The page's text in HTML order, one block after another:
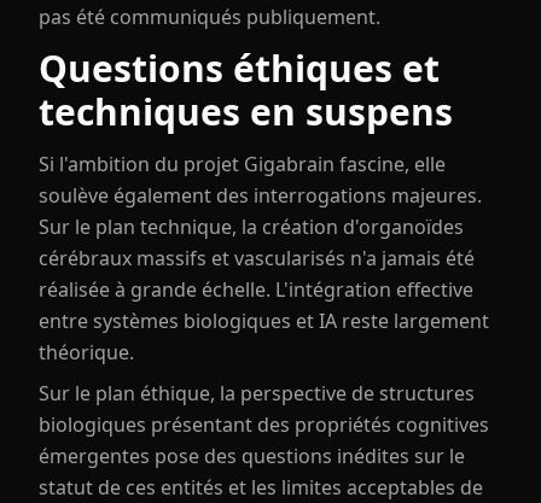
pas été communiqués publiquement.
Questions éthiques et
techniques en suspens
Si l'ambition du projet Gigabrain fascine, elle
soulève également des interrogations majeures.
Sur le plan technique, la création d'organoïdes
cérébraux massifs et vascularisés n'a jamais été
réalisée à grande échelle. L'intégration effective
entre systèmes biologiques et IA reste largement
théorique.
Sur le plan éthique, la perspective de structures
biologiques présentant des propriétés cognitives
émergentes pose des questions inédites sur le
statut de ces entités et les limites acceptables de